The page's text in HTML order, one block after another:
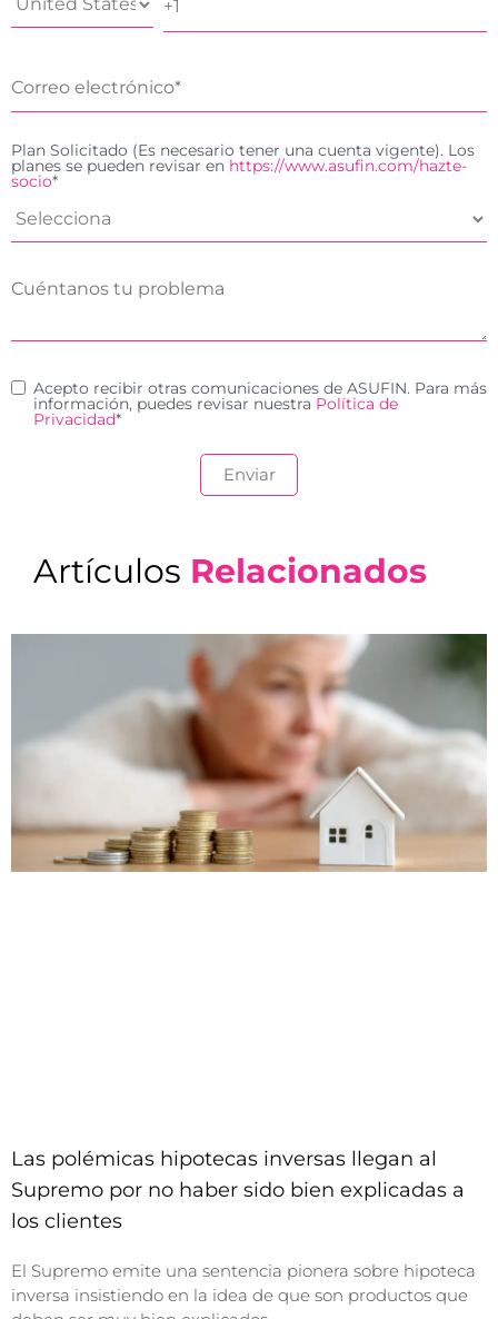
Plan Solicitado (Es necesario tener una cuenta vigente). Los
planes se pueden revisar en https://www.asufin.com/hazte-
socio*
Acepto recibir otras comunicaciones de ASUFIN. Para más
información, puedes revisar nuestra Política de
Privacidad*
Artículos Relacionados
Las polémicas hipotecas inversas llegan al
Supremo por no haber sido bien explicadas a
los clientes
El Supremo emite una sentencia pionera sobre hipoteca
inversa insistiendo en la idea de que son productos que